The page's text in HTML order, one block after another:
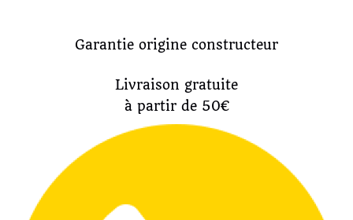
Garantie origine constructeur
Livraison gratuite
à partir de 50€